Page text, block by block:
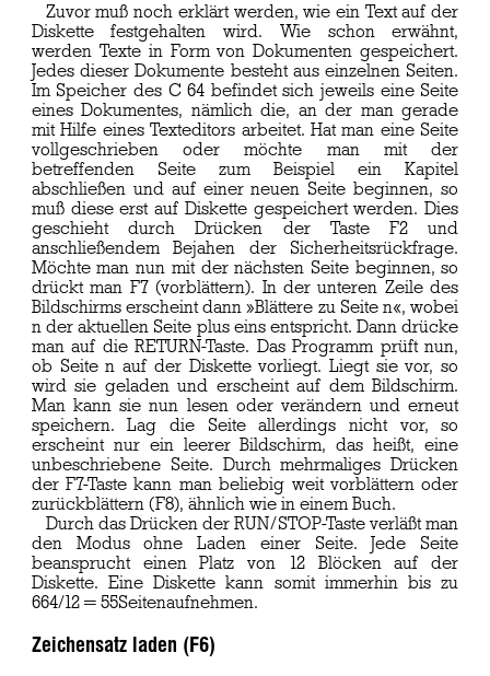
Zuvor muß noch erklärt werden, wie ein Text auf der
Diskette festgehalten wird. Wie schon erwähnt,
werden Texte in Form von Dokumenten gespeichert.
Jedes dieser Dokumente besteht aus einzelnen Seiten.
Im Speicher des C 64 befindet sich jeweils eine Seite
eines Dokumentes, nämlich die, an der man gerade
mit Hilfe eines Texteditors arbeitet. Hat man eine Seite
vollgeschrieben oder möchte man mit der
betreffenden Seite zum Beispiel ein Kapitel
abschließen und auf einer neuen Seite beginnen, so
muß diese erst auf Diskette gespeichert werden. Dies
geschieht durch Drücken der Taste F2 und
anschließendem Bejahen der Sicherheitsrückfrage.
Möchte man nun mit der nächsten Seite beginnen, so
drückt man F7 (vorblättern). In der unteren Zeile des
Bildschirms erscheint dann »Blättere zu Seite n«, wobei
n der aktuellen Seite plus eins entspricht. Dann drücke
man auf die RETURN-Taste. Das Programm prüft nun,
ob Seite n auf der Diskette vorliegt. Liegt sie vor, so
wird sie geladen und erscheint auf dem Bildschirm.
Man kann sie nun lesen oder verändern und erneut
speichern. Lag die Seite allerdings nicht vor, so
erscheint nur ein leerer Bildschirm, das heißt, eine
unbeschriebene Seite. Durch mehrmaliges Drücken
der F7-Taste kann man beliebig weit vorblättern oder
zurückblättern (F8), ähnlich wie in einem Buch.
Durch das Drücken der RUN/STOP-Taste verläßt man
den Modus ohne Laden einer Seite. Jede Seite
beansprucht einen Platz von 12 Blöcken auf der
Diskette. Eine Diskette kann somit immerhin bis zu
664/12 = 55Seitenaufnehmen.
Zeichensatz laden (F6)